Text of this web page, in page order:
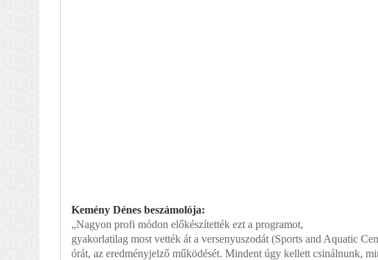
Kemény Dénes beszámolója:
„Nagyon profi módon előkészítették ezt a programot,
gyakorlatilag most vették át a versenyuszodát (Sports and Aquatic
órát, az eredményjelző működését. Mindent úgy kellett csinálnunk,